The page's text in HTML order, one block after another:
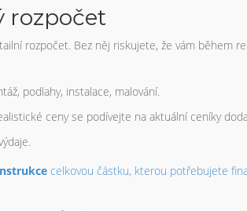
rozpočet
rozpočet. Bez něj riskujete, že vám během
podlahy, instalace, malování.
ceny se podívejte na aktuální ceníky
celkovou částku, kterou potřebujete